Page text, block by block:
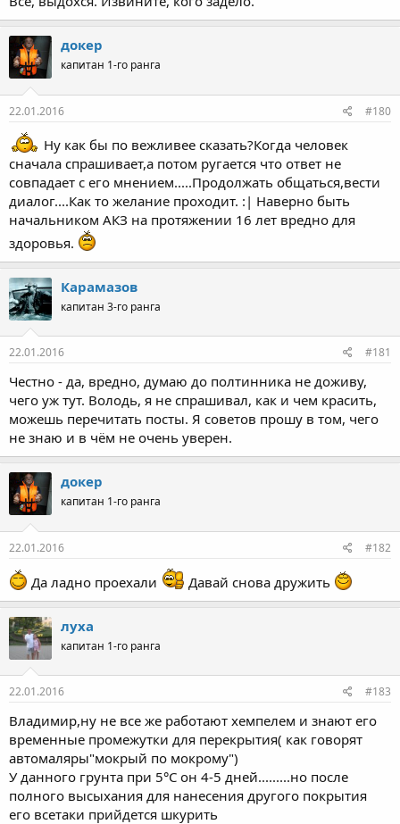
докер
капитан 1-го ранга
22.01.2016 #180
Ну как бы по вежливее сказать?Когда человек
сначала спрашивает,а потом ругается что ответ не
совпадает с его мнением.....Продолжать общаться,вести
диалог....Как то желание проходит. :| Наверно быть
начальником АКЗ на протяжении 16 лет вредно для
здоровья.
Карамазов
капитан 3-го ранга
22.01.2016 #181
Честно - да, вредно, думаю до полтинника не доживу,
чего уж тут. Володь, я не спрашивал, как и чем красить,
можешь перечитать посты. Я советов прошу в том, чего
не знаю и в чём не очень уверен.
докер
капитан 1-го ранга
22.01.2016 #182
Да ладно проехали Давай снова дружить
луха
капитан 1-го ранга
22.01.2016 #183
Владимир,ну не все же работают хемпелем и знают его
временные промежутки для перекрытия( как говорят
автомаляры"мокрый по мокрому")
У данного грунта при 5°С он 4-5 дней.........но после
полного высыхания для нанесения другого покрытия
его всетаки прийдется шкурить